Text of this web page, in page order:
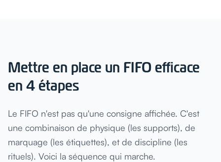
Mettre en place un FIFO efficace
en 4 étapes
Le FIFO n'est pas qu'une consigne affichée. C'est
une combinaison de physique (les supports), de
marquage (les étiquettes), et de discipline (les
rituels). Voici la séquence qui marche.